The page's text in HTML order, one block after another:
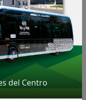
ruta nocturna?
del Centro